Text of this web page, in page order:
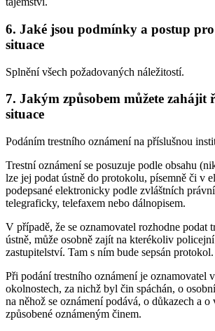
6. Jaké jsou podmínky a postup
situace
Splnění všech požadovaných náležitostí.
7. Jakým způsobem můžete zahájit
situace
Podáním trestního oznámení na příslušnou
Trestní oznámení se posuzuje podle obsahu
lze jej podat ústně do protokolu, písemně či v
podepsané elektronicky podle zvláštních
telegraficky, telefaxem nebo dálnopisem.
V případě, že se oznamovatel rozhodne podat
ústně, může osobně zajít na kterékoliv
zastupitelství. Tam s ním bude sepsán protokol.
Při podání trestního oznámení je oznamovatel
okolnostech, za nichž byl čin spáchán, o
na něhož se oznámení podává, o důkazech a
způsobené oznámeným činem.